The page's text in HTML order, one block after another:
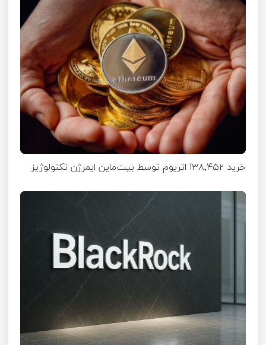
خرید ۱۳۸٬۴۵۲ اتریوم توسط بیت‌ماین ایمرژن تکنولوژیز